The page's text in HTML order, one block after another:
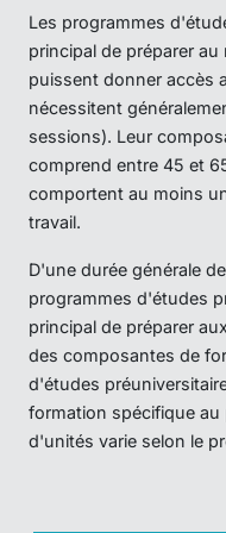
Les programmes
principal de préparer
puissent donner accès
nécessitent
sessions). Leur
comprend entre 45 et
comportent au moins
travail.
D'une durée générale
programmes d'études
principal de préparer
des composantes de
d'études
formation spécifique
d'unités varie selon le